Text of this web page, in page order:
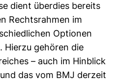
dient überdies bereits
Rechtsrahmen im
Optionen
Hierzu gehören die
– auch im Hinblick
das vom BMJ derzeit